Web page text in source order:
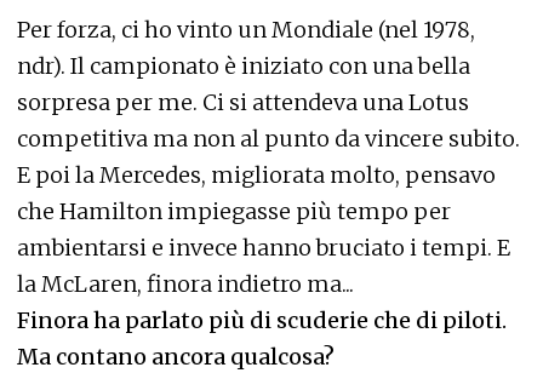
Per forza, ci ho vinto un Mondiale (nel 1978,
ndr). Il campionato è iniziato con una bella
sorpresa per me. Ci si attendeva una Lotus
competitiva ma non al punto da vincere subito.
E poi la Mercedes, migliorata molto, pensavo
che Hamilton impiegasse più tempo per
ambientarsi e invece hanno bruciato i tempi. E
la McLaren, finora indietro ma...
Finora ha parlato più di scuderie che di piloti.
Ma contano ancora qualcosa?